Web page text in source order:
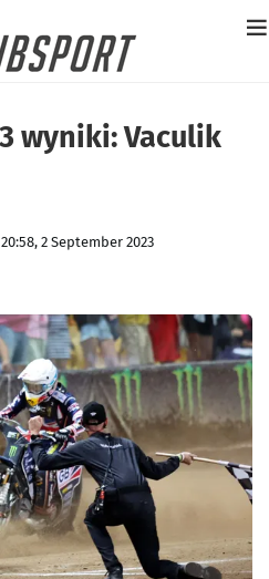
wyniki: Vaculik
20:58, 2 September 2023